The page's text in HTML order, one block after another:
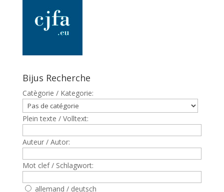
Bijus Recherche
Catègorie / Kategorie:
Plein texte / Volltext:
Auteur / Autor:
Mot clef / Schlagwort:
allemand / deutsch